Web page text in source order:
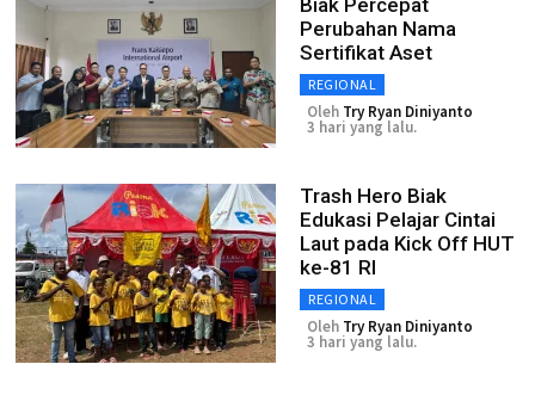
Biak Percepat
Perubahan Nama
Sertifikat Aset
REGIONAL
Oleh Try Ryan Diniyanto
3 hari yang lalu.
Trash Hero Biak
Edukasi Pelajar Cintai
Laut pada Kick Off HUT
ke-81 RI
REGIONAL
Oleh Try Ryan Diniyanto
3 hari yang lalu.